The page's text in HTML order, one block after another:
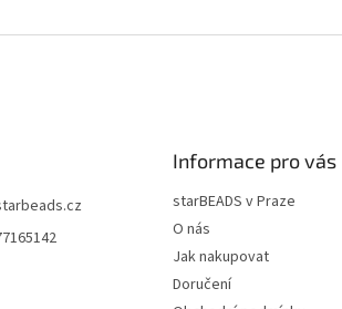
Informace pro vás
starBEADS v Praze
O nás
Jak nakupovat
Doručení